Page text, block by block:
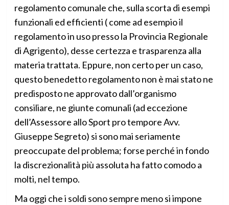
regolamento comunale che, sulla scorta di esempi
funzionali ed efficienti ( come ad esempio il
regolamento in uso presso la Provincia Regionale
di Agrigento), desse certezza e trasparenza alla
materia trattata. Eppure, non certo per un caso,
questo benedetto regolamento non è mai stato ne
predisposto ne approvato dall’organismo
consiliare, ne giunte comunali (ad eccezione
dell’Assessore allo Sport pro tempore Avv.
Giuseppe Segreto) si sono mai seriamente
preoccupate del problema; forse perché in fondo
la discrezionalità più assoluta ha fatto comodo a
molti, nel tempo.
Ma oggi che i soldi sono sempre meno si impone